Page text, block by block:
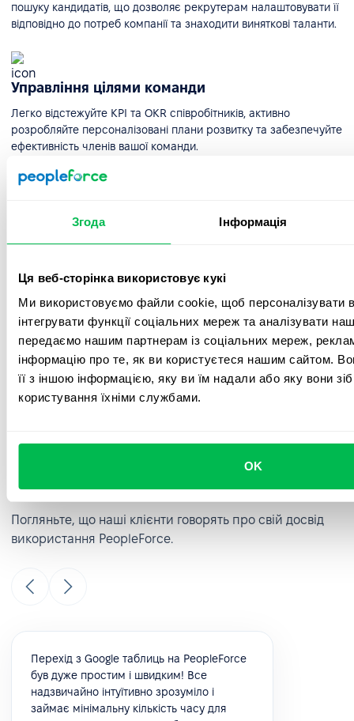
Згода Інформація
Ця веб-сторінка використовує кукі
Ми використовуємо файли cookie, щоб персоналізувати
інтегрувати функції соціальних мереж та аналізувати
передаємо нашим партнерам із соціальних мереж,
інформацію про те, як ви користуєтеся нашим сайтом.
її з іншою інформацією, яку ви їм надали або яку вони
користування їхніми службами.
OK
пошуку кандидатів, що дозволяє рекрутерам налаштовувати її
відповідно до потреб компанії та знаходити виняткові таланти.
Управління цілями команди
Легко відстежуйте KPI та OKR співробітників, активно
розробляйте персоналізовані плани розвитку та забезпечуйте
ефективність членів вашої команди.
Автоматизовані пульс-опитування
Відкрийте для себе можливості автоматизованих опитувань
для отримання фідбеку. За допомогою популярних вбудованих
шаблонів легко фіксуйте рівень лояльності співробітників.
Ознайомтеся з відгуками наших
клієнтів
Погляньте, що наші клієнти говорять про свій досвід
використання PeopleForce.
Перехід з Google таблиць на PeopleForce
був дуже простим і швидким! Все
надзвичайно інтуїтивно зрозуміло і
займає мінімальну кількість часу для